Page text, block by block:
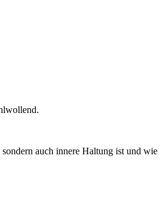
auch innere Haltung ist und wie